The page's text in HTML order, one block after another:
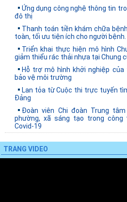
Ứng dụng công nghệ thông tin
đô thị
Thanh toán tiền khám chữa
toàn, tối ưu tiện ích cho người bệnh.
Triển khai thực hiện mô hình
giảm thiểu rác thải nhựa tại Chung
Hỗ trợ mô hình khởi nghiệp
bảo vệ môi trường
Lan tỏa từ Cuộc thi trực tuyến
Đảng
Đoàn viên Chi đoàn Trung
phường, xã sáng tạo trong
Covid-19
TRANG VIDEO